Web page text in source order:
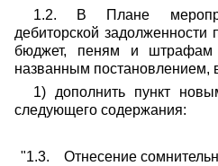
1.2. В
Плане
дебиторской
бюджет, пеням и штрафам
названным постановлением,
1) дополнить пункт
следующего содержания:
"1.3.
Отнесение